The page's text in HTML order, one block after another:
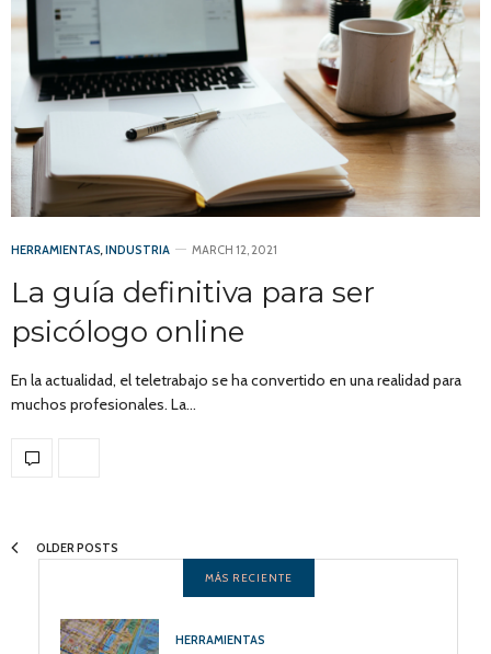
HERRAMIENTAS,INDUSTRIA MARCH 12, 2021
La guía definitiva para ser
psicólogo online
En la actualidad, el teletrabajo se ha convertido en una realidad para
muchos profesionales. La…
OLDER POSTS
MÁS RECIENTE
HERRAMIENTAS